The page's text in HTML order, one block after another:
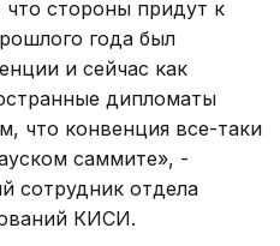
стороны придут к
года был
и сейчас как
дипломаты
что конвенция все-таки
саммите», -
сотрудник отдела
КИСИ.